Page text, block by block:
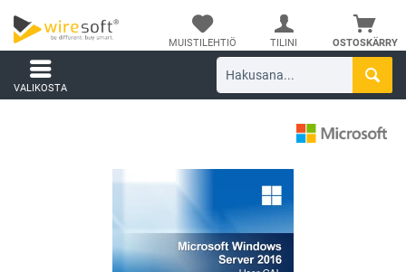
OSTOSKÄRRY
MUISTILEHTIÖ TILINI
VALIKOSTA